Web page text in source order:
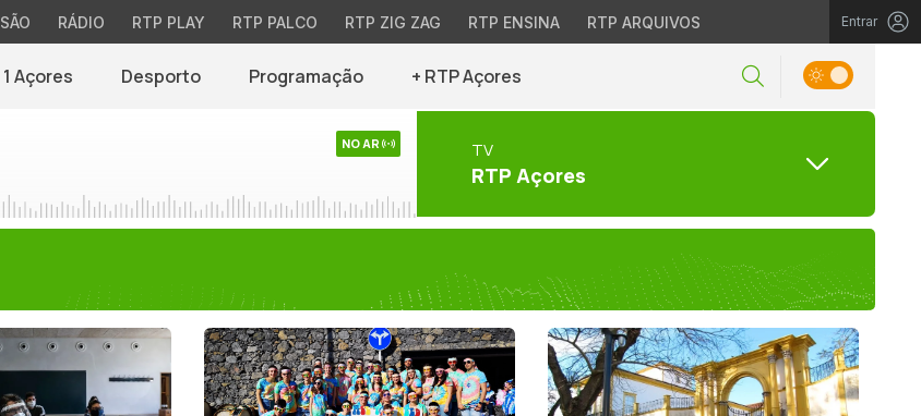
RÁDIO RTP PLAY RTP PALCO RTP ZIG ZAG RTP ENSINA RTP ARQUIVOS Entrar
Açores Desporto Programação + RTP Açores
NO AR TV
RTP Açores